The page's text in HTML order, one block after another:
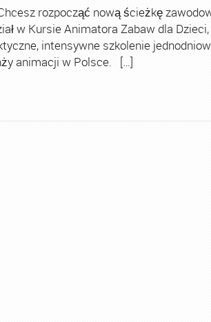
rozpocząć nową ścieżkę
w Kursie Animatora Zabaw dla Dzieci,
intensywne szkolenie
animacji w Polsce. […]